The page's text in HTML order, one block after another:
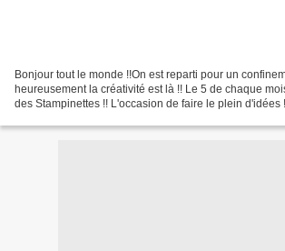
Bonjour tout le monde !!On est reparti pour un
heureusement la créativité est là !! Le 5 de chaque
des Stampinettes !! L'occasion de faire le plein d'idées